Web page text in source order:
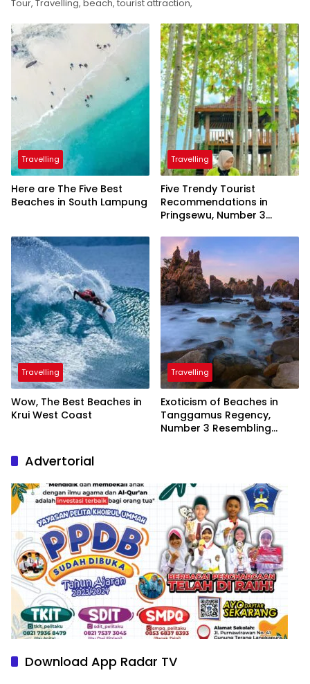
Tour, Travelling, beach, tourist attraction,
Travelling
Here are The Five Best
Beaches in South Lampung
Travelling
Five Trendy Tourist
Recommendations in
Pringsewu, Number 3
President
Travelling
Wow, The Best Beaches in
Krui West Coast
Travelling
Exoticism of Beaches in
Tanggamus Regency,
Number 3 Resembling
Advertorial
Download App Radar TV